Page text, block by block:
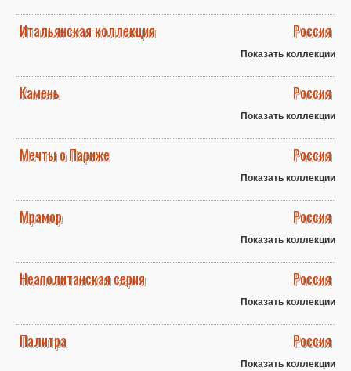
Итальянская коллекция Россия
Показать коллекции
Камень Россия
Показать коллекции
Мечты о Париже Россия
Показать коллекции
Мрамор Россия
Показать коллекции
Неаполитанская серия Россия
Показать коллекции
Палитра Россия
Показать коллекции